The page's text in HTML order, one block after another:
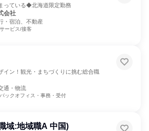
っている◆北海道限定勤務
会社
・宿泊、不動産
サービス/接客
イン！観光・まちづくりに挑む総合職
通・物流
バックオフィス・事務・受付
域:地域職A 中国)